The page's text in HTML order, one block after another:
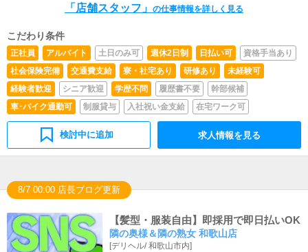
「店舗スタッフ」 の仕事情報を詳しく見る
こだわり条件
正社員 アルバイト 土日のみ可 週休2日制 日払い可
資格手当あり
社会保険完備
交通費支給 寮・社宅あり 研修あり
未経験可
経験者歓迎
シニア歓迎 学歴不問 履歴書不要
幹部候補
車･バイク通勤可
制服貸与 入社祝い金支給 在宅ワーク可
検討中に追加 求人情報を見る
8/7 00:00 店長ブログ更新
【髪型・服装自由】即採用で即日払いOK
隣の奥様＆隣の熟女 和歌山店
[デリヘル/和歌山市内]